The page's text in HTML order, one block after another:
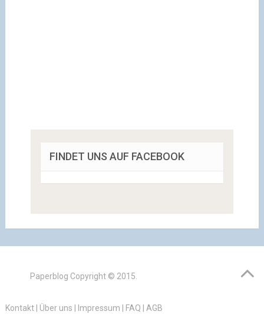
FINDET UNS AUF FACEBOOK
Paperblog Copyright © 2015.
Kontakt| Über uns Impressum FAQ AGB